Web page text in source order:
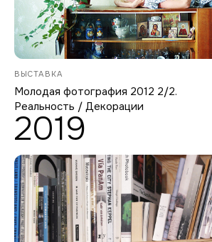
ВЫСТАВКА
Молодая фотография 2012 2/2.
Реальность / Декорации
2019